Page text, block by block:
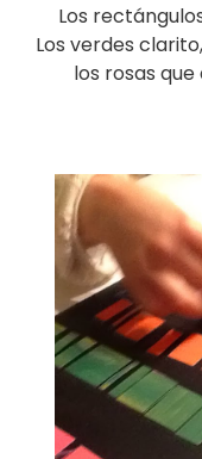
Los
Los verdes
los rosas